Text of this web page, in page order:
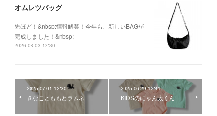
オムレツバッグ
先ほど！&nbsp;情報解禁！今年も、新しいBAGが
完成しました！&nbsp;
2026.08.03 12:30
2025.07.01 12:30
きなことももとラムネ
2025.06.29 12:41
KIDSのにゃん太くん